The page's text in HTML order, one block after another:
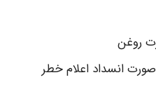
روغن
انسداد اعلام خطر